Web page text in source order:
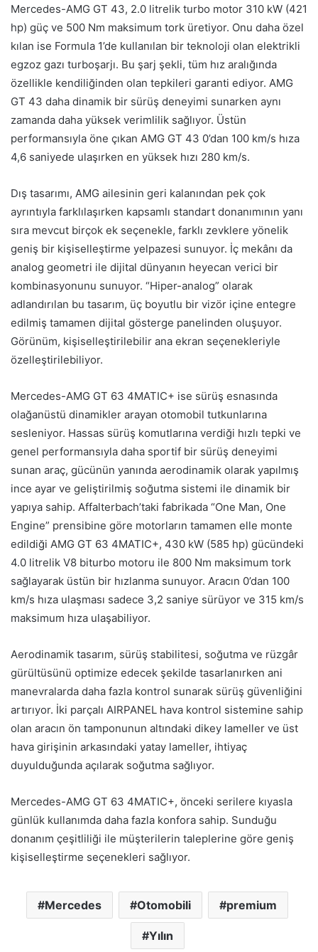
Mercedes-AMG GT 43, 2.0 litrelik turbo motor 310 kW (421
hp) güç ve 500 Nm maksimum tork üretiyor. Onu daha özel
kılan ise Formula 1’de kullanılan bir teknoloji olan elektrikli
egzoz gazı turboşarjı. Bu şarj şekli, tüm hız aralığında
özellikle kendiliğinden olan tepkileri garanti ediyor. AMG
GT 43 daha dinamik bir sürüş deneyimi sunarken aynı
zamanda daha yüksek verimlilik sağlıyor. Üstün
performansıyla öne çıkan AMG GT 43 0’dan 100 km/s hıza
4,6 saniyede ulaşırken en yüksek hızı 280 km/s.
Dış tasarımı, AMG ailesinin geri kalanından pek çok
ayrıntıyla farklılaşırken kapsamlı standart donanımının yanı
sıra mevcut birçok ek seçenekle, farklı zevklere yönelik
geniş bir kişiselleştirme yelpazesi sunuyor. İç mekânı da
analog geometri ile dijital dünyanın heyecan verici bir
kombinasyonunu sunuyor. “Hiper-analog” olarak
adlandırılan bu tasarım, üç boyutlu bir vizör içine entegre
edilmiş tamamen dijital gösterge panelinden oluşuyor.
Görünüm, kişiselleştirilebilir ana ekran seçenekleriyle
özelleştirilebiliyor.
Mercedes-AMG GT 63 4MATIC+ ise sürüş esnasında
olağanüstü dinamikler arayan otomobil tutkunlarına
sesleniyor. Hassas sürüş komutlarına verdiği hızlı tepki ve
genel performansıyla daha sportif bir sürüş deneyimi
sunan araç, gücünün yanında aerodinamik olarak yapılmış
ince ayar ve geliştirilmiş soğutma sistemi ile dinamik bir
yapıya sahip. Affalterbach’taki fabrikada “One Man, One
Engine” prensibine göre motorların tamamen elle monte
edildiği AMG GT 63 4MATIC+, 430 kW (585 hp) gücündeki
4.0 litrelik V8 biturbo motoru ile 800 Nm maksimum tork
sağlayarak üstün bir hızlanma sunuyor. Aracın 0’dan 100
km/s hıza ulaşması sadece 3,2 saniye sürüyor ve 315 km/s
maksimum hıza ulaşabiliyor.
Aerodinamik tasarım, sürüş stabilitesi, soğutma ve rüzgâr
gürültüsünü optimize edecek şekilde tasarlanırken ani
manevralarda daha fazla kontrol sunarak sürüş güvenliğini
artırıyor. İki parçalı AIRPANEL hava kontrol sistemine sahip
olan aracın ön tamponunun altındaki dikey lameller ve üst
hava girişinin arkasındaki yatay lameller, ihtiyaç
duyulduğunda açılarak soğutma sağlıyor.
Mercedes-AMG GT 63 4MATIC+, önceki serilere kıyasla
günlük kullanımda daha fazla konfora sahip. Sunduğu
donanım çeşitliliği ile müşterilerin taleplerine göre geniş
kişiselleştirme seçenekleri sağlıyor.
Mercedes Otomobili premium
Yılın